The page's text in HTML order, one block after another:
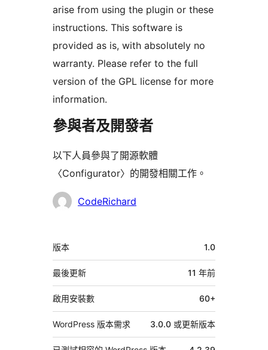
arise from using the plugin or these
instructions. This software is
provided as is, with absolutely no
warranty. Please refer to the full
version of the GPL license for more
information.
參與者及開發者
以下人員參與了開源軟體
〈Configurator〉的開發相關工作。
參
CodeRichard
中
繼
資
料
版本 1.0
最後更新 11 年前
啟用安裝數 60+
WordPress 版本需求 3.0.0 或更新版本